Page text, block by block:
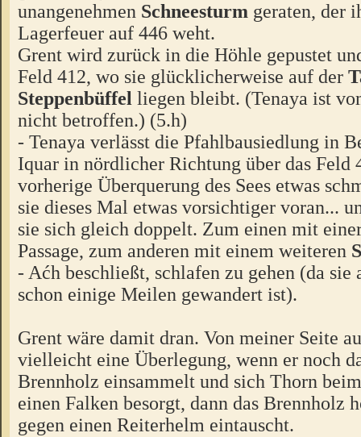
unangenehmen Schneesturm geraten, der
Lagerfeuer auf 446 weht.
Grent wird zurück in die Höhle gepustet
Feld 412, wo sie glücklicherweise auf der
Steppenbüffel liegen bleibt. (Tenaya ist
nicht betroffen.) (5.h)
- Tenaya verlässt die Pfahlbausiedlung in
Iquar in nördlicher Richtung über das Feld
vorherige Überquerung des Sees etwas
sie dieses Mal etwas vorsichtiger voran...
sie sich gleich doppelt. Zum einen mit
Passage, zum anderen mit einem weiteren
- Aćh beschließt, schlafen zu gehen (da sie
schon einige Meilen gewandert ist).
Grent wäre damit dran. Von meiner Seite
vielleicht eine Überlegung, wenn er noch
Brennholz einsammelt und sich Thorn
einen Falken besorgt, dann das Brennholz
gegen einen Reiterhelm eintauscht.